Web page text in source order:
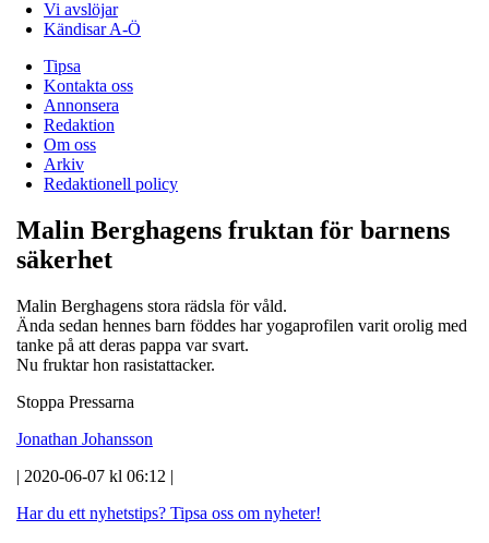
Vi avslöjar
Kändisar A-Ö
Tipsa
Kontakta oss
Annonsera
Redaktion
Om oss
Arkiv
Redaktionell policy
Malin Berghagens fruktan för barnens
säkerhet
Malin Berghagens stora rädsla för våld.
Ända sedan hennes barn föddes har yogaprofilen varit orolig med
tanke på att deras pappa var svart.
Nu fruktar hon rasistattacker.
Stoppa Pressarna
Jonathan Johansson
| 2020-06-07 kl 06:12 |
Har du ett nyhetstips? Tipsa oss om nyheter!